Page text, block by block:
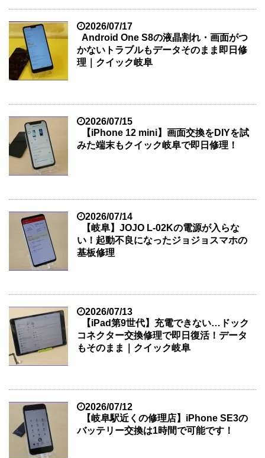
2026/07/17
Android One S8の液晶割れ・画面がつ
かないトラブルもデータそのまま即日修
理｜クイック岐阜
2026/07/15
【iPhone 12 mini】画面交換をDIYを試
みた端末もクイック岐阜で即日修理！
2026/07/14
【岐阜】JOJO L-02Kの電源が入らな
い！起動不良になったジョジョスマホの
基板修理
2026/07/13
【iPad第9世代】充電できない…ドック
コネクター交換修理で即日復活！データ
もそのまま｜クイック岐阜
2026/07/12
【岐阜駅近くの修理店】iPhone SE3の
バッテリー交換は1時間で可能です！